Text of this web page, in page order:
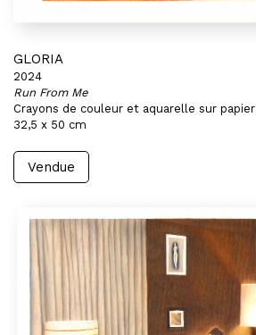
GLORIA
2024
Run From Me
Crayons de couleur et aquarelle sur papier
32,5 x 50 cm
Vendue